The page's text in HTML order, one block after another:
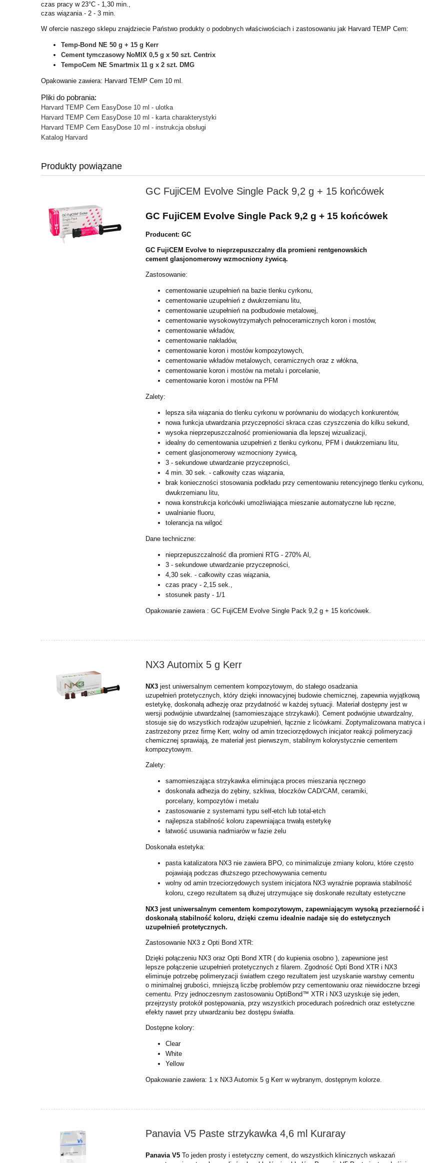
czas pracy w 23°C - 1,30 min.,
czas wiązania - 2 - 3 min.
W ofercie naszego sklepu znajdziecie Państwo produkty o podobnych właściwościach i zastosowaniu jak Harvard TEMP Cem:
Temp-Bond NE 50 g + 15 g Kerr
Cement tymczasowy NoMIX 0,5 g x 50 szt. Centrix
TempoCem NE Smartmix 11 g x 2 szt. DMG
Opakowanie zawiera: Harvard TEMP Cem 10 ml.
Pliki do pobrania:
Harvard TEMP Cem EasyDose 10 ml - ulotka
Harvard TEMP Cem EasyDose 10 ml - karta charakterystyki
Harvard TEMP Cem EasyDose 10 ml - instrukcja obsługi
Katalog Harvard
Produkty powiązane
GC FujiCEM Evolve Single Pack 9,2 g + 15 końcówek
GC FujiCEM Evolve Single Pack 9,2 g + 15 końcówek
Producent: GC
GC FujiCEM Evolve to nieprzepuszczalny dla promieni rentgenowskich
cementglasjonomerowy wzmocniony żywicą.
Zastosowanie:
cementowanie uzupełnień na bazie tlenku cyrkonu,
cementowanie uzupełnień z dwukrzemianu litu,
cementowanie uzupełnień na podbudowie metalowej,
cementowanie wysokowytrzymałych pełnoceramicznych koron i mostów,
cementowanie wkładów,
cementowanie nakładów,
cementowanie koron i mostów kompozytowych,
cementowanie wkładów metalowych, ceramicznych oraz z włókna,
cementowanie koron i mostów na metalu i porcelanie,
cementowanie koron i mostów na PFM
Zalety:
lepsza siła wiązania do tlenku cyrkonu w porównaniu do wiodących konkurentów,
nowa funkcja utwardzania przyczepności skraca czas czyszczenia do kilku sekund,
wysoka nieprzepuszczalność promieniowania dla lepszej wizualizacji,
idealny do cementowania uzupełnień z tlenku cyrkonu, PFM i dwukrzemianu litu,
cement glasjonomerowy wzmocniony żywicą,
3 - sekundowe utwardzanie przyczepności,
4 min. 30 sek. - całkowity czas wiązania,
brak konieczności stosowania podkładu przy cementowaniu retencyjnego tlenkucyrkonu,
dwukrzemianu litu,
nowa konstrukcja końcówki umożliwiająca mieszanie automatyczne lub ręczne,
uwalnianie fluoru,
tolerancja na wilgoć
Dane techniczne:
nieprzepuszczalność dla promieni RTG - 270% Al,
3 - sekundowe utwardzanie przyczepności,
4,30 sek. - całkowity czas wiązania,
czas pracy - 2,15 sek.,
stosunek pasty - 1/1
Opakowanie zawiera : GC FujiCEM Evolve Single Pack 9,2 g + 15 końcówek.
NX3 Automix 5 g Kerr
NX3 jest uniwersalnym cementem kompozytowym, do stałego osadzania
uzupełnieńprotetycznych, który dzięki innowacyjnej budowie chemicznej, zapewnia wyjątkową
estetykę,doskonałą adhezję oraz przydatność w każdej sytuacji. Materiał dostępny jest w
wersjipodwójnie utwardzalnej (samomieszające strzykawki).Cement podwójnie utwardzalny,
stosuje się do wszystkich rodzajów uzupełnień, łącznie zlicówkami. Zoptymalizowana matryca i
zastrzeżony przez firmę Kerr, wolny od amintrzeciorzędowych inicjator reakcji polimeryzacji
chemicznej sprawiają, że materiał jestpierwszym, stabilnym kolorystycznie cementem
kompozytowym.
Zalety:
samomieszająca strzykawka eliminująca proces mieszania ręcznego
doskonała adhezja do zębiny, szkliwa, bloczków CAD/CAM, ceramiki,
porcelany,kompozytów i metalu
zastosowanie z systemami typu self-etch lub total-etch
najlepsza stabilność koloru zapewniająca trwałą estetykę
łatwość usuwania nadmiarów w fazie żelu
Doskonała estetyka:
pasta katalizatora NX3 nie zawiera BPO, co minimalizuje zmiany koloru, któreczęsto
pojawiają podczas dłuższego przechowywania cementu
wolny od amin trzeciorzędowych system inicjatora NX3 wyraźnie poprawiastabilność
koloru, czego rezultatem są dłużej utrzymujące się doskonałe rezultatyestetyczne
NX3 jest uniwersalnym cementem kompozytowym, zapewniającym wysoką przezierność i
doskonałą stabilność koloru, dzięki czemu idealnie nadaje się do estetycznych
uzupełnieńprotetycznych.
Zastosowanie NX3 z Opti Bond XTR:
Dzięki połączeniu NX3 oraz Opti Bond XTR ( do kupienia osobno ), zapewnione jest
lepszepołączenie uzupełnień protetycznych z filarem. Zgodność Opti Bond XTR i NX3
eliminujepotrzebę polimeryzacji światłem czego rezultatem jest uzyskanie warstwy cementu
ominimalnej grubości, mniejszą liczbę problemów przy cementowaniu oraz niewidocznebrzegi
cementu. Przy jednoczesnym zastosowaniu OptiBond™ XTR i NX3 uzyskuje się jeden,
przejrzystyprotokół postępowania, przy wszystkich procedurach pośrednich oraz estetyczne
efektynawet przy utwardzaniu bez dostępu światła.
Dostępne kolory:
Clear
White
Yellow
Opakowanie zawiera: 1 x NX3 Automix 5 g Kerr w wybranym, dostępnym kolorze.
Panavia V5 Paste strzykawka 4,6 ml Kuraray
Panavia V5 To jeden prosty iestetyczny cement, do wszystkich klinicznych wskazań